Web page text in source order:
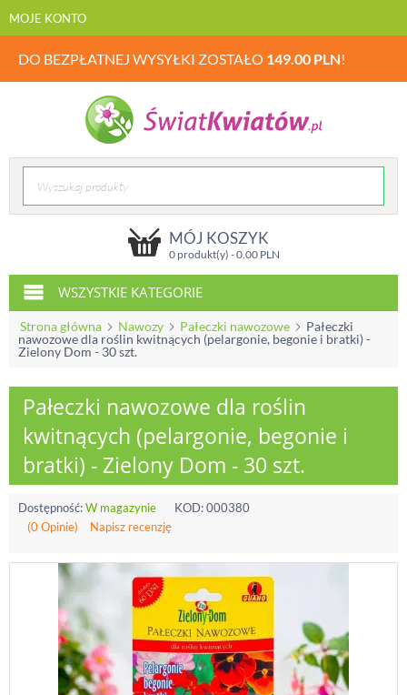
MOJE KONTO
DO BEZPŁATNEJ WYSYŁKI ZOSTAŁO 149.00 PLN!
MÓJ KOSZYK
0 produkt(y) -0.00PLN
WSZYSTKIE KATEGORIE
Strona główna Nawozy Pałeczki nawozowe
Pałeczki
nawozowe dla roślin kwitnących (pelargonie, begonie i bratki) -
Zielony Dom - 30 szt.
Pałeczki nawozowe dla roślin
kwitnących (pelargonie, begonie i
bratki) - Zielony Dom - 30 szt.
Dostępność:W magazynie KOD:000380
(0 Opinie)
Napisz recenzję